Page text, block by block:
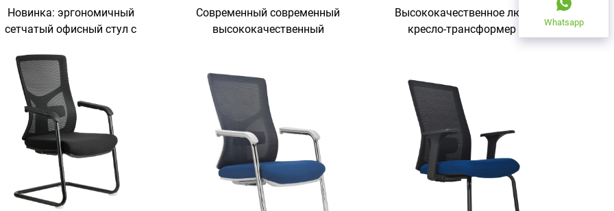
Новинка: эргономичный
сетчатый офисный стул с
стул для офиса,
для руководителей и
топ-менеджеров, офисные
стулья
Современный современный
высококачественный
регулировкой поворота для
руководителей и детей в
Фошане
Высококачественное люкс-
кресло-трансформер с
домашнее кресло с
пластиковым каркасом в
современном дизайне
Whatsapp